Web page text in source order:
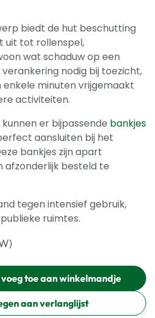
biedt de hut beschutting
uit tot rollenspel,
wat schaduw op een
nodig bij toezicht,
minuten vrijgemaakt
activiteiten.
er bijpassende bankjes
aansluiten bij het
bankjes zijn apart
afzonderlijk besteld te
tegen intensief gebruik,
ruimtes.
voeg toe aan winkelmandje
aan verlanglijst